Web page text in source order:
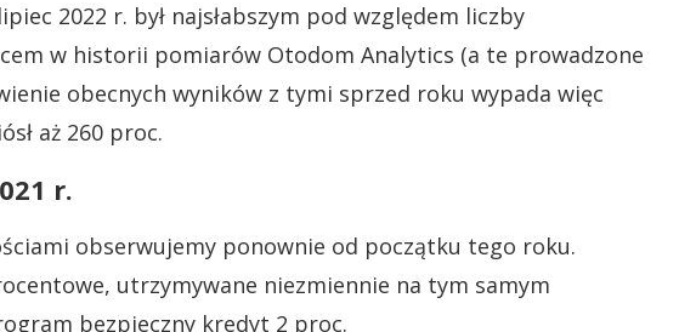
2022 r. był najsłabszym pod względem liczby
w historii pomiarów Otodom Analytics (a te prowadzone
obecnych wyników z tymi sprzed roku wypada więc
aż 260 proc.
r.
obserwujemy ponownie od początku tego roku.
utrzymywane niezmiennie na tym samym
bezpieczny kredyt 2 proc.